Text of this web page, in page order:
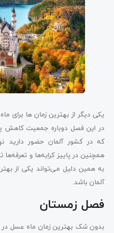
یکی دیگر از بهترین زمان ‌ها برای
در این فصل دوباره جمعیت کاهش
که در کشور آلمان حضور دارید
همچنین در پاییز کرایه‌ها و
به همین دلیل می‌تواند یکی از
آلمان باشد.
فصل زمستان
بدون شک بهترین زمان ماه عسل